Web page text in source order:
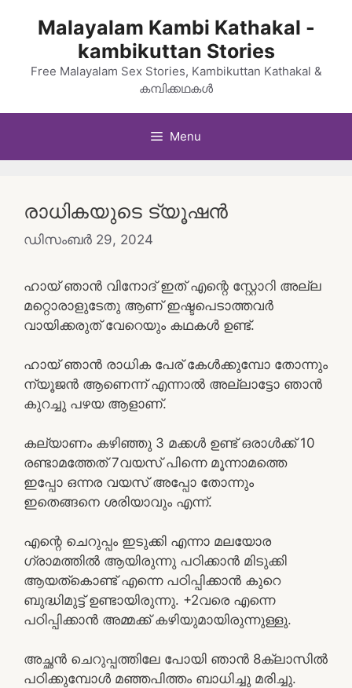
Malayalam Kambi Kathakal -
kambikuttan Stories
Free Malayalam Sex Stories, Kambikuttan Kathakal &
കമ്പിക്കഥകൾ
Menu
രാധികയുടെ ട്യൂഷൻ
ഡിസംബർ 29, 2024
ഹായ് ഞാൻ വിനോദ് ഇത് എന്റെ സ്റ്റോറി അല്ല
മറ്റൊരാളുടേതു ആണ് ഇഷ്ടപെടാത്തവർ
വായിക്കരുത് വേറെയും കഥകൾ ഉണ്ട്.
ഹായ് ഞാൻ രാധിക പേര് കേൾക്കുമ്പോ തോന്നും
ന്യൂജൻ ആണെന്ന് എന്നാൽ അല്ലാട്ടോ ഞാൻ
കുറച്ചു പഴയ ആളാണ്.
കല്യാണം കഴിഞ്ഞു 3 മക്കൾ ഉണ്ട് ഒരാൾക്ക് 10
രണ്ടാമത്തേത് 7വയസ് പിന്നെ മൂന്നാമത്തെ
ഇപ്പോ ഒന്നര വയസ് അപ്പോ തോന്നും
ഇതെങ്ങനെ ശരിയാവും എന്ന്.
എന്റെ ചെറുപ്പം ഇടുക്കി എന്നാ മലയോര
ഗ്രാമത്തിൽ ആയിരുന്നു പഠിക്കാൻ മിടുക്കി
ആയത്കൊണ്ട് എന്നെ പഠിപ്പിക്കാൻ കുറെ
ബുദ്ധിമുട്ട് ഉണ്ടായിരുന്നു. +2വരെ എന്നെ
പഠിപ്പിക്കാൻ അമ്മക്ക് കഴിയുമായിരുന്നുള്ളു.
അച്ഛൻ ചെറുപ്പത്തിലേ പോയി ഞാൻ 8ക്ലാസിൽ
പഠിക്കുമ്പോൾ മഞ്ഞപിത്തം ബാധിച്ചു മരിച്ചു.